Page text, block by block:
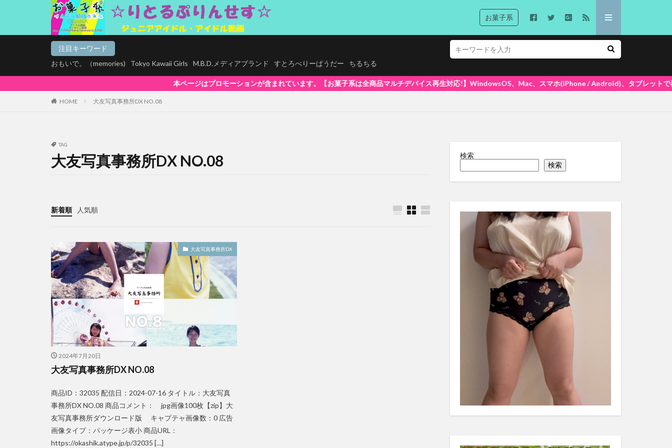
お菓子系
注目キーワード
おもいで。（memories)
Tokyo Kawaii Girls M.B.D.メディアブランド すとろべりーぱうだー ちるちる
本ページはプロモーションが含まれています。【お菓子系は全商品マルチデバイス再生対応!】WindowsOS、Mac、スマホ(iPhone / Android)、タブレットで再生できます! 大好評
HOME 大友写真事務所DX NO.08
TAG
大友写真事務所DX NO.08
新着順 人気順
大友写真事務所DX
2024年7月20日
大友写真事務所DX NO.08
商品ID：32035 配信日：2024-07-16 タイトル：大友写真
事務所DX NO.08 商品コメント： jpg画像100枚【zip】大
友写真事務所ダウンロード版 キャプテャ画像数：0 広告
画像タイプ：パッケージ表小 商品URL：
https://okashik.atype.jp/p/32035 […]
検索
検索